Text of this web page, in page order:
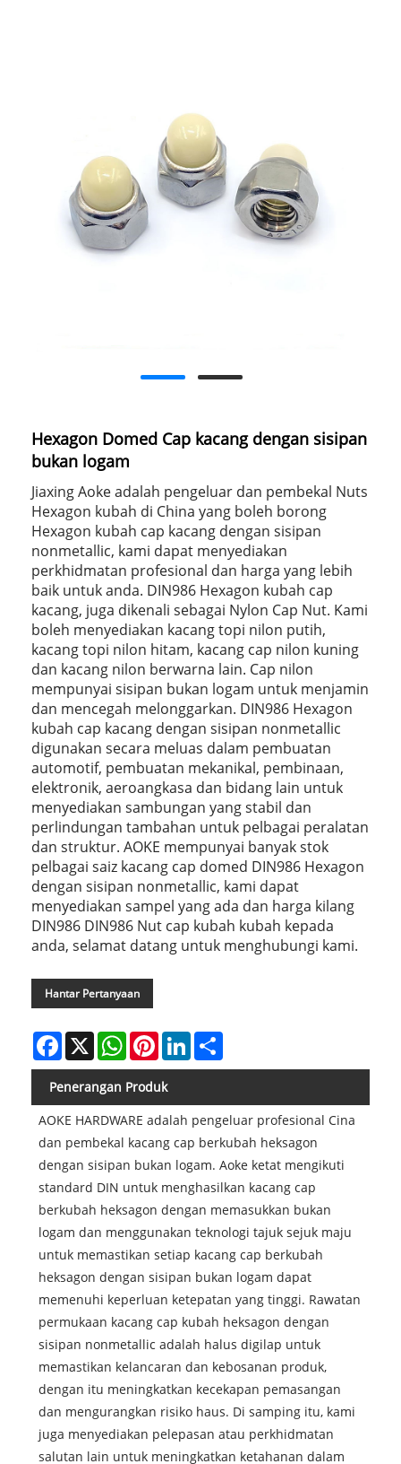
Hexagon Domed Cap kacang dengan sisipan
bukan logam
Jiaxing Aoke adalah pengeluar dan pembekal Nuts
Hexagon kubah di China yang boleh borong
Hexagon kubah cap kacang dengan sisipan
nonmetallic, kami dapat menyediakan
perkhidmatan profesional dan harga yang lebih
baik untuk anda. DIN986 Hexagon kubah cap
kacang, juga dikenali sebagai Nylon Cap Nut. Kami
boleh menyediakan kacang topi nilon putih,
kacang topi nilon hitam, kacang cap nilon kuning
dan kacang nilon berwarna lain. Cap nilon
mempunyai sisipan bukan logam untuk menjamin
dan mencegah melonggarkan. DIN986 Hexagon
kubah cap kacang dengan sisipan nonmetallic
digunakan secara meluas dalam pembuatan
automotif, pembuatan mekanikal, pembinaan,
elektronik, aeroangkasa dan bidang lain untuk
menyediakan sambungan yang stabil dan
perlindungan tambahan untuk pelbagai peralatan
dan struktur. AOKE mempunyai banyak stok
pelbagai saiz kacang cap domed DIN986 Hexagon
dengan sisipan nonmetallic, kami dapat
menyediakan sampel yang ada dan harga kilang
DIN986 DIN986 Nut cap kubah kubah kepada
anda, selamat datang untuk menghubungi kami.
Hantar Pertanyaan
Facebook
X WhatsAppPinterestLinkedIn
Penerangan Produk
AOKE HARDWARE adalah pengeluar profesional Cina
dan pembekal kacang cap berkubah heksagon
dengan sisipan bukan logam. Aoke ketat mengikuti
standard DIN untuk menghasilkan kacang cap
berkubah heksagon dengan memasukkan bukan
logam dan menggunakan teknologi tajuk sejuk maju
untuk memastikan setiap kacang cap berkubah
heksagon dengan sisipan bukan logam dapat
memenuhi keperluan ketepatan yang tinggi. Rawatan
permukaan kacang cap kubah heksagon dengan
sisipan nonmetallic adalah halus digilap untuk
memastikan kelancaran dan kebosanan produk,
dengan itu meningkatkan kecekapan pemasangan
dan mengurangkan risiko haus. Di samping itu, kami
juga menyediakan pelepasan atau perkhidmatan
salutan lain untuk meningkatkan ketahanan dalam